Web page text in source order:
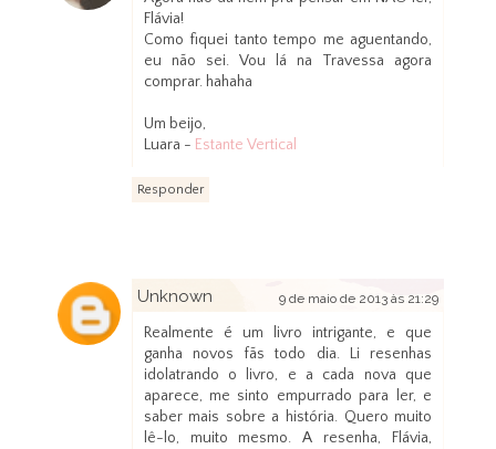
Flávia!
Como fiquei tanto tempo me aguentando,
eu não sei. Vou lá na Travessa agora
comprar. hahaha
Um beijo,
Luara - Estante Vertical
Responder
Unknown 9 de maio de 2013 às 21:29
Realmente é um livro intrigante, e que
ganha novos fãs todo dia. Li resenhas
idolatrando o livro, e a cada nova que
aparece, me sinto empurrado para ler, e
saber mais sobre a história. Quero muito
lê-lo, muito mesmo. A resenha, Flávia,